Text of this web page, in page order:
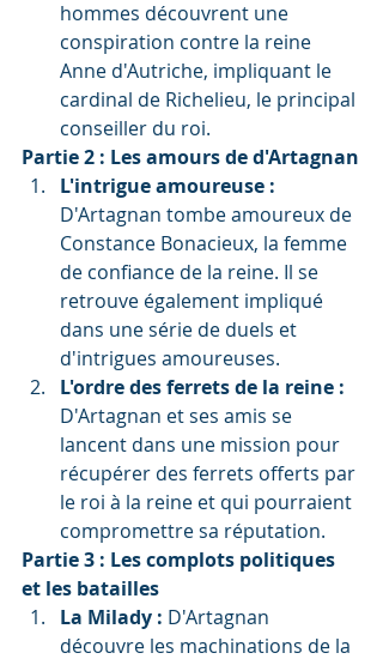
hommes découvrent une
conspiration contre la reine
Anne d'Autriche, impliquant le
cardinal de Richelieu, le principal
conseiller du roi.
Partie 2 : Les amours de d'Artagnan
L'intrigue amoureuse :
D'Artagnan tombe amoureux de
Constance Bonacieux, la femme
de confiance de la reine. Il se
retrouve également impliqué
dans une série de duels et
d'intrigues amoureuses.
L'ordre des ferrets de la reine :
D'Artagnan et ses amis se
lancent dans une mission pour
récupérer des ferrets offerts par
le roi à la reine et qui pourraient
compromettre sa réputation.
Partie 3 : Les complots politiques
et les batailles
La Milady : D'Artagnan
découvre les machinations de la